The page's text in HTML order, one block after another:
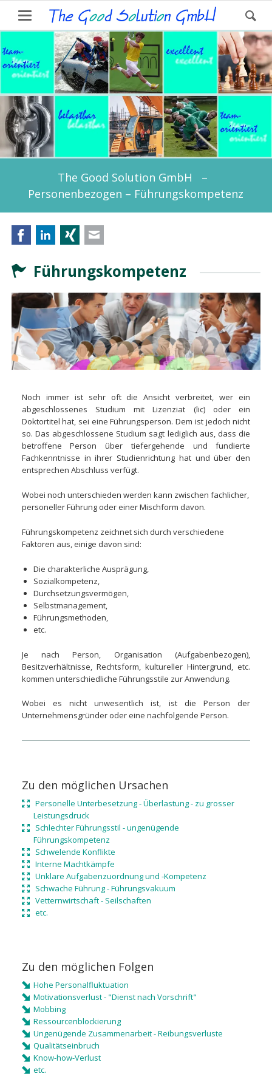
The Good Solution GmbH –
Personenbezogen – Führungskompetenz
FacebookLinkedIn Xing
Führungskompetenz
Noch immer ist sehr oft die Ansicht verbreitet, wer ein
abgeschlossenes Studium mit Lizenziat (lic) oder ein
Doktortitelhat, sei eine Führungsperson. Dem ist jedoch nicht
so. Das abgeschlossene Studium sagt lediglich aus, dass die
betroffene Person über tiefergehende und fundierte
Fachkenntnisse in ihrer Studienrichtung hat und über den
entsprechen Abschluss verfügt.
Wobei noch unterschieden werden kann zwischen fachlicher,
personeller Führung oder einer Mischform davon.
Führungskompetenz zeichnet sich durch verschiedene
Faktoren aus, einige davon sind:
Die charakterliche Ausprägung,
Sozialkompetenz,
Durchsetzungsvermögen,
Selbstmanagement,
Führungsmethoden,
etc.
Je nach Person, Organisation (Aufgabenbezogen),
Besitzverhältnisse, Rechtsform, kultureller Hintergrund, etc.
kommen unterschiedliche Führungsstile zur Anwendung.
Wobei es nicht unwesentlich ist, ist die Person der
Unternehmensgründer oder eine nachfolgende Person.
Zu den möglichen Ursachen
Personelle Unterbesetzung - Überlastung - zu grosser
Leistungsdruck
Schlechter Führungsstil - ungenügende
Führungskompetenz
Schwelende Konflikte
Interne Machtkämpfe
Unklare Aufgabenzuordnung und -Kompetenz
Schwache Führung - Führungsvakuum
Vetternwirtschaft - Seilschaften
etc.
Zu den möglichen Folgen
Hohe Personalfluktuation
Motivationsverlust - "Dienst nach Vorschrift"
Mobbing
Ressourcenblockierung
Ungenügende Zusammenarbeit - Reibungsverluste
Qualitätseinbruch
Know-how-Verlust
etc.